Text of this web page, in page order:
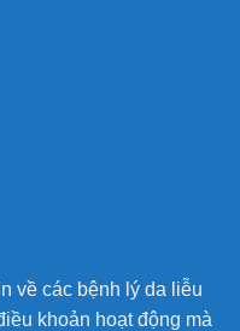
về các bệnh lý da liễu
khoản hoạt động mà